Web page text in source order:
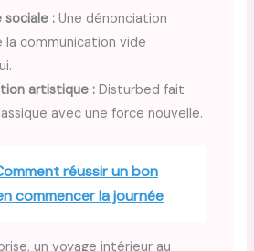
:Une dénonciation
la communication vide
artistique :Disturbed fait
avec une force nouvelle.
réussir un bon
commencer la journée
un voyage intérieur au